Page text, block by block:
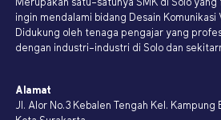
Merupakan satu-satunya SMK di Solo yang
ingin mendalami bidang Desain Komunikasi
Didukung oleh tenaga pengajar yang
dengan industri-industri di Solo dan
Alamat
Jl. Alor No.3 Kebalen Tengah Kel. Kampung